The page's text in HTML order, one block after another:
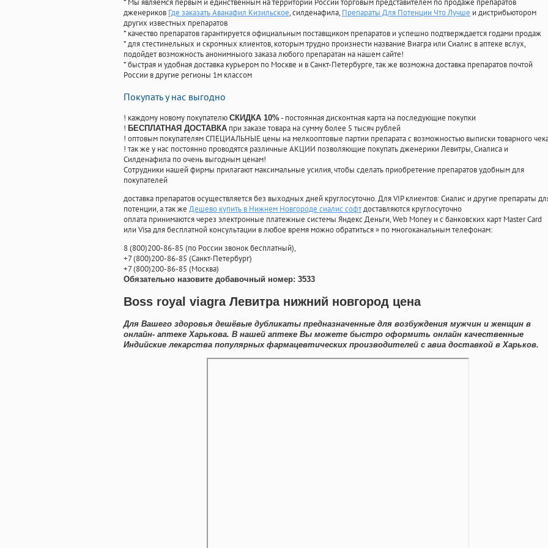
* Мы являемся первым и единственным на территории России торговым представителем по продаже препаратов
дженериков Где заказать Аванафил Кизильское, силденафила, Препараты Для Потенции Что Лучше и дистрибьютором
других известных препаратов
* качество препаратов гарантируется официальным поставщиком препаратов и успешно подтверждается годами продаж
* для стестинельных и скромных клиентов, которым трудно произнести название Виагра или Сиалис в аптеке вслух,
подойдет возможность анонимныого заказа любого препаратан на нашем сайте!
* быстрая и удобная доставка курьером по Москве и в Санкт-Петербурге, так же возможна доставка препаратов почтой
России в другие регионы 1м классом
Покупать у нас выгодно
! каждому новому покупателю СКИДКА 10%- постоянная дисконтная карта на последующие покупки
! БЕСПЛАТНАЯ ДОСТАВКА при заказе товара на сумму более 5 тысяч рублей
! оптовым покупателям СПЕЦИАЛЬНЫЕ цены на мелкооптовые партии препарата с возможностью выписки товарного
! так же у нас постоянно проводятся различные АКЦИИ позволяющие покупать дженерики Левитры, Сиалиса и
Силденафила по очень выгодным ценам!
Cотрудники нашей фирмы прилагают максимальные усилия, чтобы сделать приобретение препаратов удобным для
покупателей
доставка препаратов осуществляется без выходных дней круглосуточно. Для VIP клиентов: Сиалис и другие препараты
потенции, а так же Дешево купить в Нижнем Новгороде сиалис софтдоставляются круглосуточно
оплата принимаются через электронные платежные системы Яндекс Деньги, Web Money и с банковских карт Master Card
или Visa для бесплатной консультации в любое время можно обратиться» по многоканальным телефонам:
8(800)200-86-85 (по России звонок бесплатный),
+7(800)200-86-85 (Санкт-Петербург)
+7(800)200-86-85 (Москва)
Обязательно назовите добавочный номер: 3533
Boss royal viagra Левитра нижний новгород цена
Для Вашего здоровья дешёвые дубликаты предназначенные для возбуждения мужчин и женщин в
онлайн- аптеке Харькова. В нашей аптеке Вы можете быстро оформить онлайн качественные
Индийские лекарства популярных фармацевтических производителей с авиа доставкой в Харьков.